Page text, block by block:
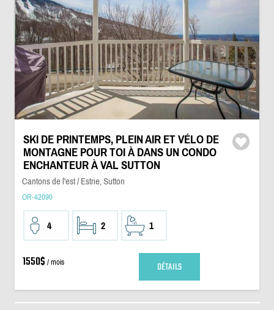
SKI DE PRINTEMPS, PLEIN AIR ET VÉLO DE
MONTAGNE POUR TOI À DANS UN CONDO
ENCHANTEUR À VAL SUTTON
Cantons de l'est / Estrie, Sutton
OR-42090
4 2 1
1550$ / mois DÉTAILS